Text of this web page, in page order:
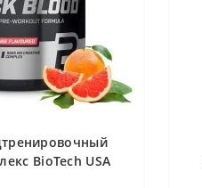
BioTech USA